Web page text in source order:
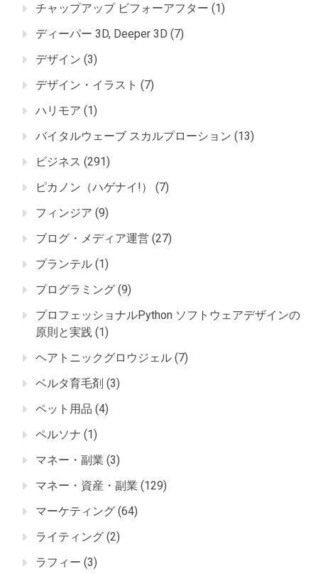
チャップアップ ビフォーアフター (1)
ディーパー 3D, Deeper 3D (7)
デザイン (3)
デザイン・イラスト (7)
ハリモア (1)
バイタルウェーブ スカルプローション (13)
ビジネス (291)
ピカノン（ハゲナイ!）
(7)
フィンジア (9)
ブログ・メディア運営 (27)
プランテル (1)
プログラミング (9)
プロフェッショナルPython ソフトウェアデザインの
原則と実践 (1)
ヘアトニックグロウジェル (7)
ベルタ育毛剤 (3)
ペット用品 (4)
ペルソナ (1)
マネー・副業 (3)
マネー・資産・副業 (129)
マーケティング (64)
ライティング (2)
ラフィー (3)